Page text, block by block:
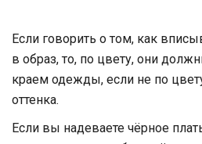
Если говорить о том, как
в образ, то, по цвету, они
краем одежды, если не по
оттенка.
Если вы надеваете чёрное